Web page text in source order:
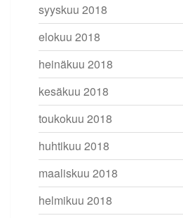
syyskuu 2018
elokuu 2018
heinäkuu 2018
kesäkuu 2018
toukokuu 2018
huhtikuu 2018
maaliskuu 2018
helmikuu 2018